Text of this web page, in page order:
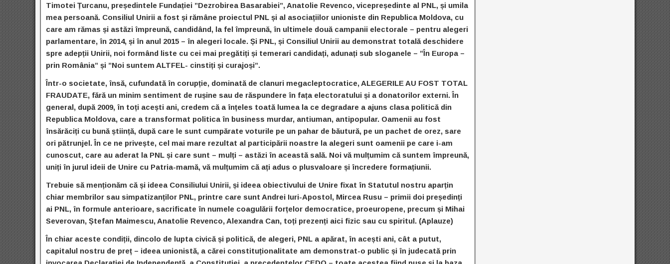
Timotei Țurcanu, președintele Fundației ”Dezrobirea Basarabiei”, Anatolie Revenco, vicepreședinte al PNL, și umila
mea persoană. Consiliul Unirii a fost și rămâne proiectul PNL și al asociațiilor unioniste din Republica Moldova, cu
care am rămas și astăzi împreună, candidând, la fel împreună, în ultimele două campanii electorale – pentru alegeri
parlamentare, în 2014, și în anul 2015 – în alegeri locale. Și PNL, și Consiliul Unirii au demonstrat totală deschidere
spre adepții Unirii, noi formând liste cu cei mai pregătiți și temerari candidați, adunați sub sloganele – ”În Europa –
prin România” și ”Noi suntem ALTFEL- cinstiți și curajoși”.
Într-o societate, însă, cufundată în corupție, dominată de clanuri megacleptocratice, ALEGERILE AU FOST TOTAL
FRAUDATE, fără un minim sentiment de rușine sau de răspundere în fața electoratului și a donatorilor externi. În
general, după 2009, în toți acești ani, credem că a înțeles toată lumea la ce degradare a ajuns clasa politică din
Republica Moldova, care a transformat politica în business murdar, antiuman, antipopular. Oamenii au fost
însărăciți cu bună știință, după care le sunt cumpărate voturile pe un pahar de băutură, pe un pachet de orez, sare
ori pătrunjel. În ce ne privește, cel mai mare rezultat al participării noastre la alegeri sunt oamenii pe care i-am
cunoscut, care au aderat la PNL și care sunt – mulți – astăzi în această sală. Noi vă mulțumim că suntem împreună,
uniți în jurul ideii de Unire cu Patria-mamă, vă mulțumim că ați adus o plusvaloare și încredere formațiunii.
Trebuie să menționăm că și ideea Consiliului Unirii, și ideea obiectivului de Unire fixat în Statutul nostru aparțin
chiar membrilor sau simpatizanților PNL, printre care sunt Andrei Iuri-Apostol, Mircea Rusu – primii doi președinți
ai PNL, în formule anterioare, sacrificate în numele coagulării forțelor democratice, proeuropene, precum și Mihai
Severovan, Ștefan Maimescu, Anatolie Revenco, Alexandra Can, toți prezenți aici fizic sau cu spiritul. (Aplauze)
În chiar aceste condiții, dincolo de lupta civică și politică, de alegeri, PNL a apărat, în acești ani, cât a putut,
capitalul nostru de preț – ideea unionistă, a cărei constituționalitate am demonstrat-o public și în judecată prin